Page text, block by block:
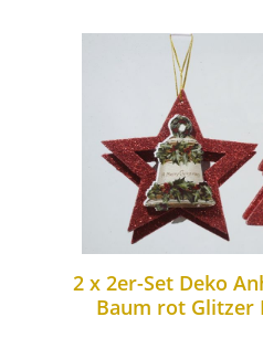
2 x 2er-Set Deko
Baum rot Glitzer